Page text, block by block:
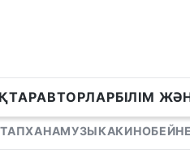
АВТОРЛАРБІЛІМ
МУЗЫКАКИНО